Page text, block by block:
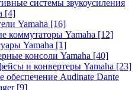
системы звукоусиления
[4]
Yamaha [16]
коммутаторы Yamaha [12]
Yamaha [1]
консоли Yamaha [40]
и конвертеры Yamaha [23]
обеспечение Audinate Dante
[9]